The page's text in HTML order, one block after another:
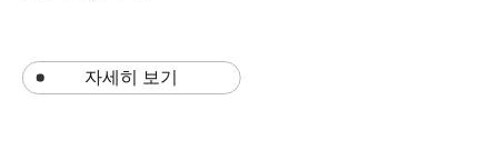
자세히 보기